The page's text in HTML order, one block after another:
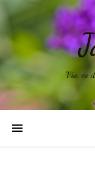
Vše, co